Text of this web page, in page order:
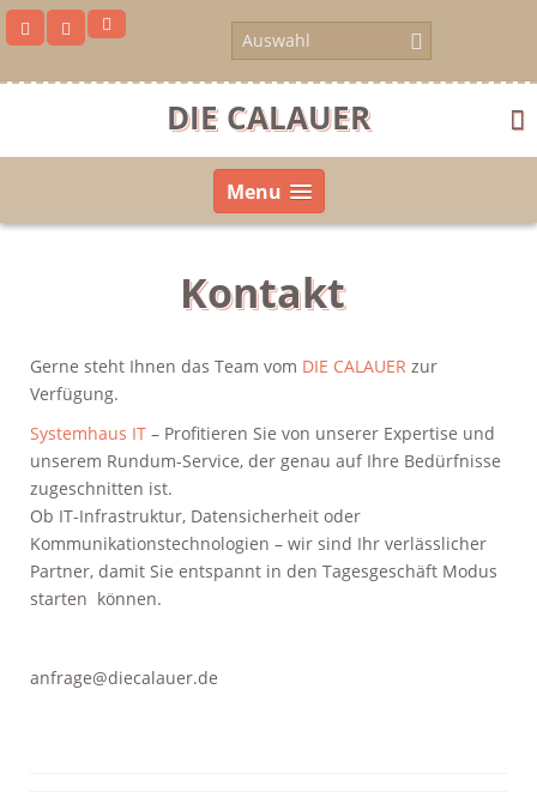
Skip
DIE CALAUER
Menu
Kontakt
Gerne steht Ihnen das Team vom DIE CALAUER zur
Verfügung.
Systemhaus IT – Profitieren Sie von unserer Expertise und
unserem Rundum-Service, der genau auf Ihre Bedürfnisse
zugeschnitten ist.
Ob IT-Infrastruktur, Datensicherheit oder
Kommunikationstechnologien – wir sind Ihr verlässlicher
Partner, damit Sie entspannt in den Tagesgeschäft Modus
starten können.
anfrage@diecalauer.de